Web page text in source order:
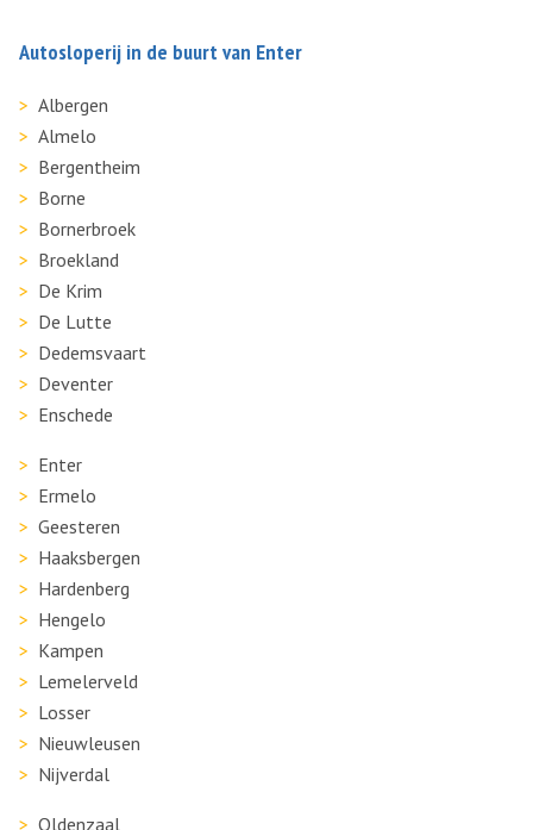
Autosloperij in de buurt van Enter
Albergen
Almelo
Bergentheim
Borne
Bornerbroek
Broekland
De Krim
De Lutte
Dedemsvaart
Deventer
Enschede
Enter
Ermelo
Geesteren
Haaksbergen
Hardenberg
Hengelo
Kampen
Lemelerveld
Losser
Nieuwleusen
Nijverdal
Oldenzaal